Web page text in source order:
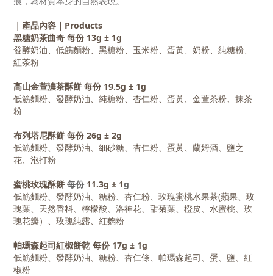
｜產品內容｜Products
黑糖奶茶曲奇 每份 13g ± 1g
發酵奶油、低筋麵粉、黑糖粉、玉米粉、蛋黃、奶粉、純糖粉、
紅茶粉
高山金萱濃茶酥餅 每份 19.5g ± 1g
低筋麵粉、發酵奶油、純糖粉、杏仁粉、蛋黃、金萱茶粉、抹茶
粉
布列塔尼酥餅 每份 26g ± 2g
低筋麵粉、發酵奶油、細砂糖、杏仁粉、蛋黃、蘭姆酒、鹽之
花、泡打粉
蜜桃玫瑰酥餅 每份 11.3g ± 1g
低筋麵粉、發酵奶油、糖粉、杏仁粉、玫瑰蜜桃水果茶(蘋果、玫
瑰葉、天然香料、檸檬酸、洛神花、甜菊葉、橙皮、水蜜桃、玫
瑰花瓣）、玫瑰純露、紅麴粉
帕瑪森起司紅椒餅乾 每份 17g ± 1g
低筋麵粉、發酵奶油、糖粉、杏仁條、帕瑪森起司、蛋、鹽、紅
椒粉